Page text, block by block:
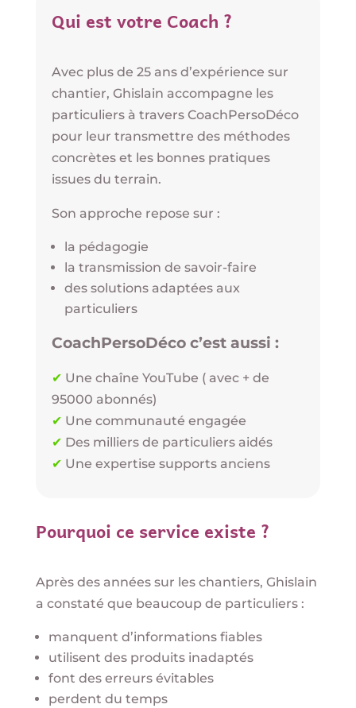
Qui est votre Coach ?
Avec plus de 25 ans d’expérience sur
chantier, Ghislain accompagne les
particuliers à travers CoachPersoDéco
pour leur transmettre des méthodes
concrètes et les bonnes pratiques
issues du terrain.
Son approche repose sur :
la pédagogie
la transmission de savoir-faire
des solutions adaptées aux
particuliers
CoachPersoDéco c’est aussi :
✔ Une chaîne YouTube ( avec + de
95000 abonnés)
✔ Une communauté engagée
✔ Des milliers de particuliers aidés
✔ Une expertise supports anciens
Pourquoi ce service existe ?
Après des années sur les chantiers, Ghislain
a constaté que beaucoup de particuliers :
manquent d’informations fiables
utilisent des produits inadaptés
font des erreurs évitables
perdent du temps